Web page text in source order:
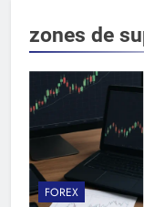
zones de
FOREX